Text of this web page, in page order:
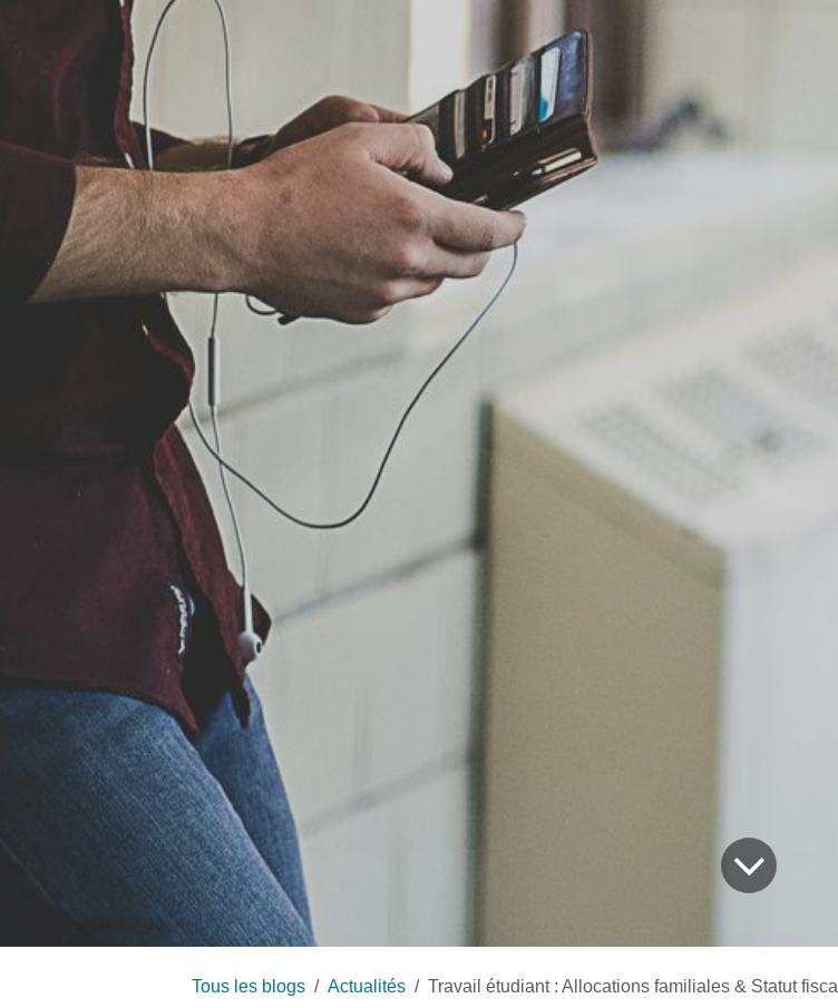
Tous les blogs Actualités Travail étudiant : Allocations familiales & Statut fiscal